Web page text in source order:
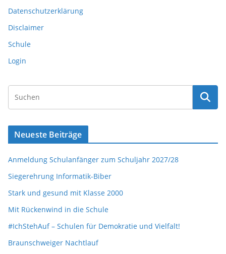
Datenschutzerklärung
Disclaimer
Schule
Login
Neueste Beiträge
Anmeldung Schulanfänger zum Schuljahr 2027/28
Siegerehrung Informatik-Biber
Stark und gesund mit Klasse 2000
Mit Rückenwind in die Schule
#IchStehAuf – Schulen für Demokratie und Vielfalt!
Braunschweiger Nachtlauf